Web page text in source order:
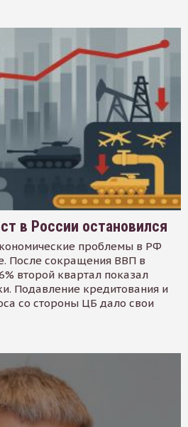
в России остановился
проблемы в РФ
После сокращения ВВП в
второй квартал показал
Подавление кредитования и
со стороны ЦБ дало свои